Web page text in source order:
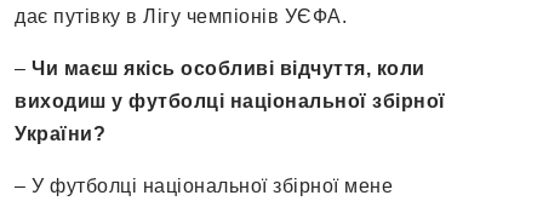
дає путівку в Лігу чемпіонів УЄФА.
– Чи маєш якісь особливі відчуття, коли
виходиш у футболці національної збірної
України?
– У футболці національної збірної мене